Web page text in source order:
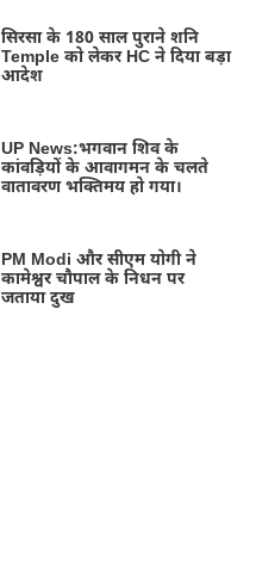
सिरसा के 180 साल पुराने शनि
Temple को लेकर HC ने दिया बड़ा
आदेश
UP News:भगवान शिव के
कांवड़ियों के आवागमन के चलते
वातावरण भक्तिमय हो गया।
PM Modi और सीएम योगी ने
कामेश्वर चौपाल के निधन पर
जताया दुख